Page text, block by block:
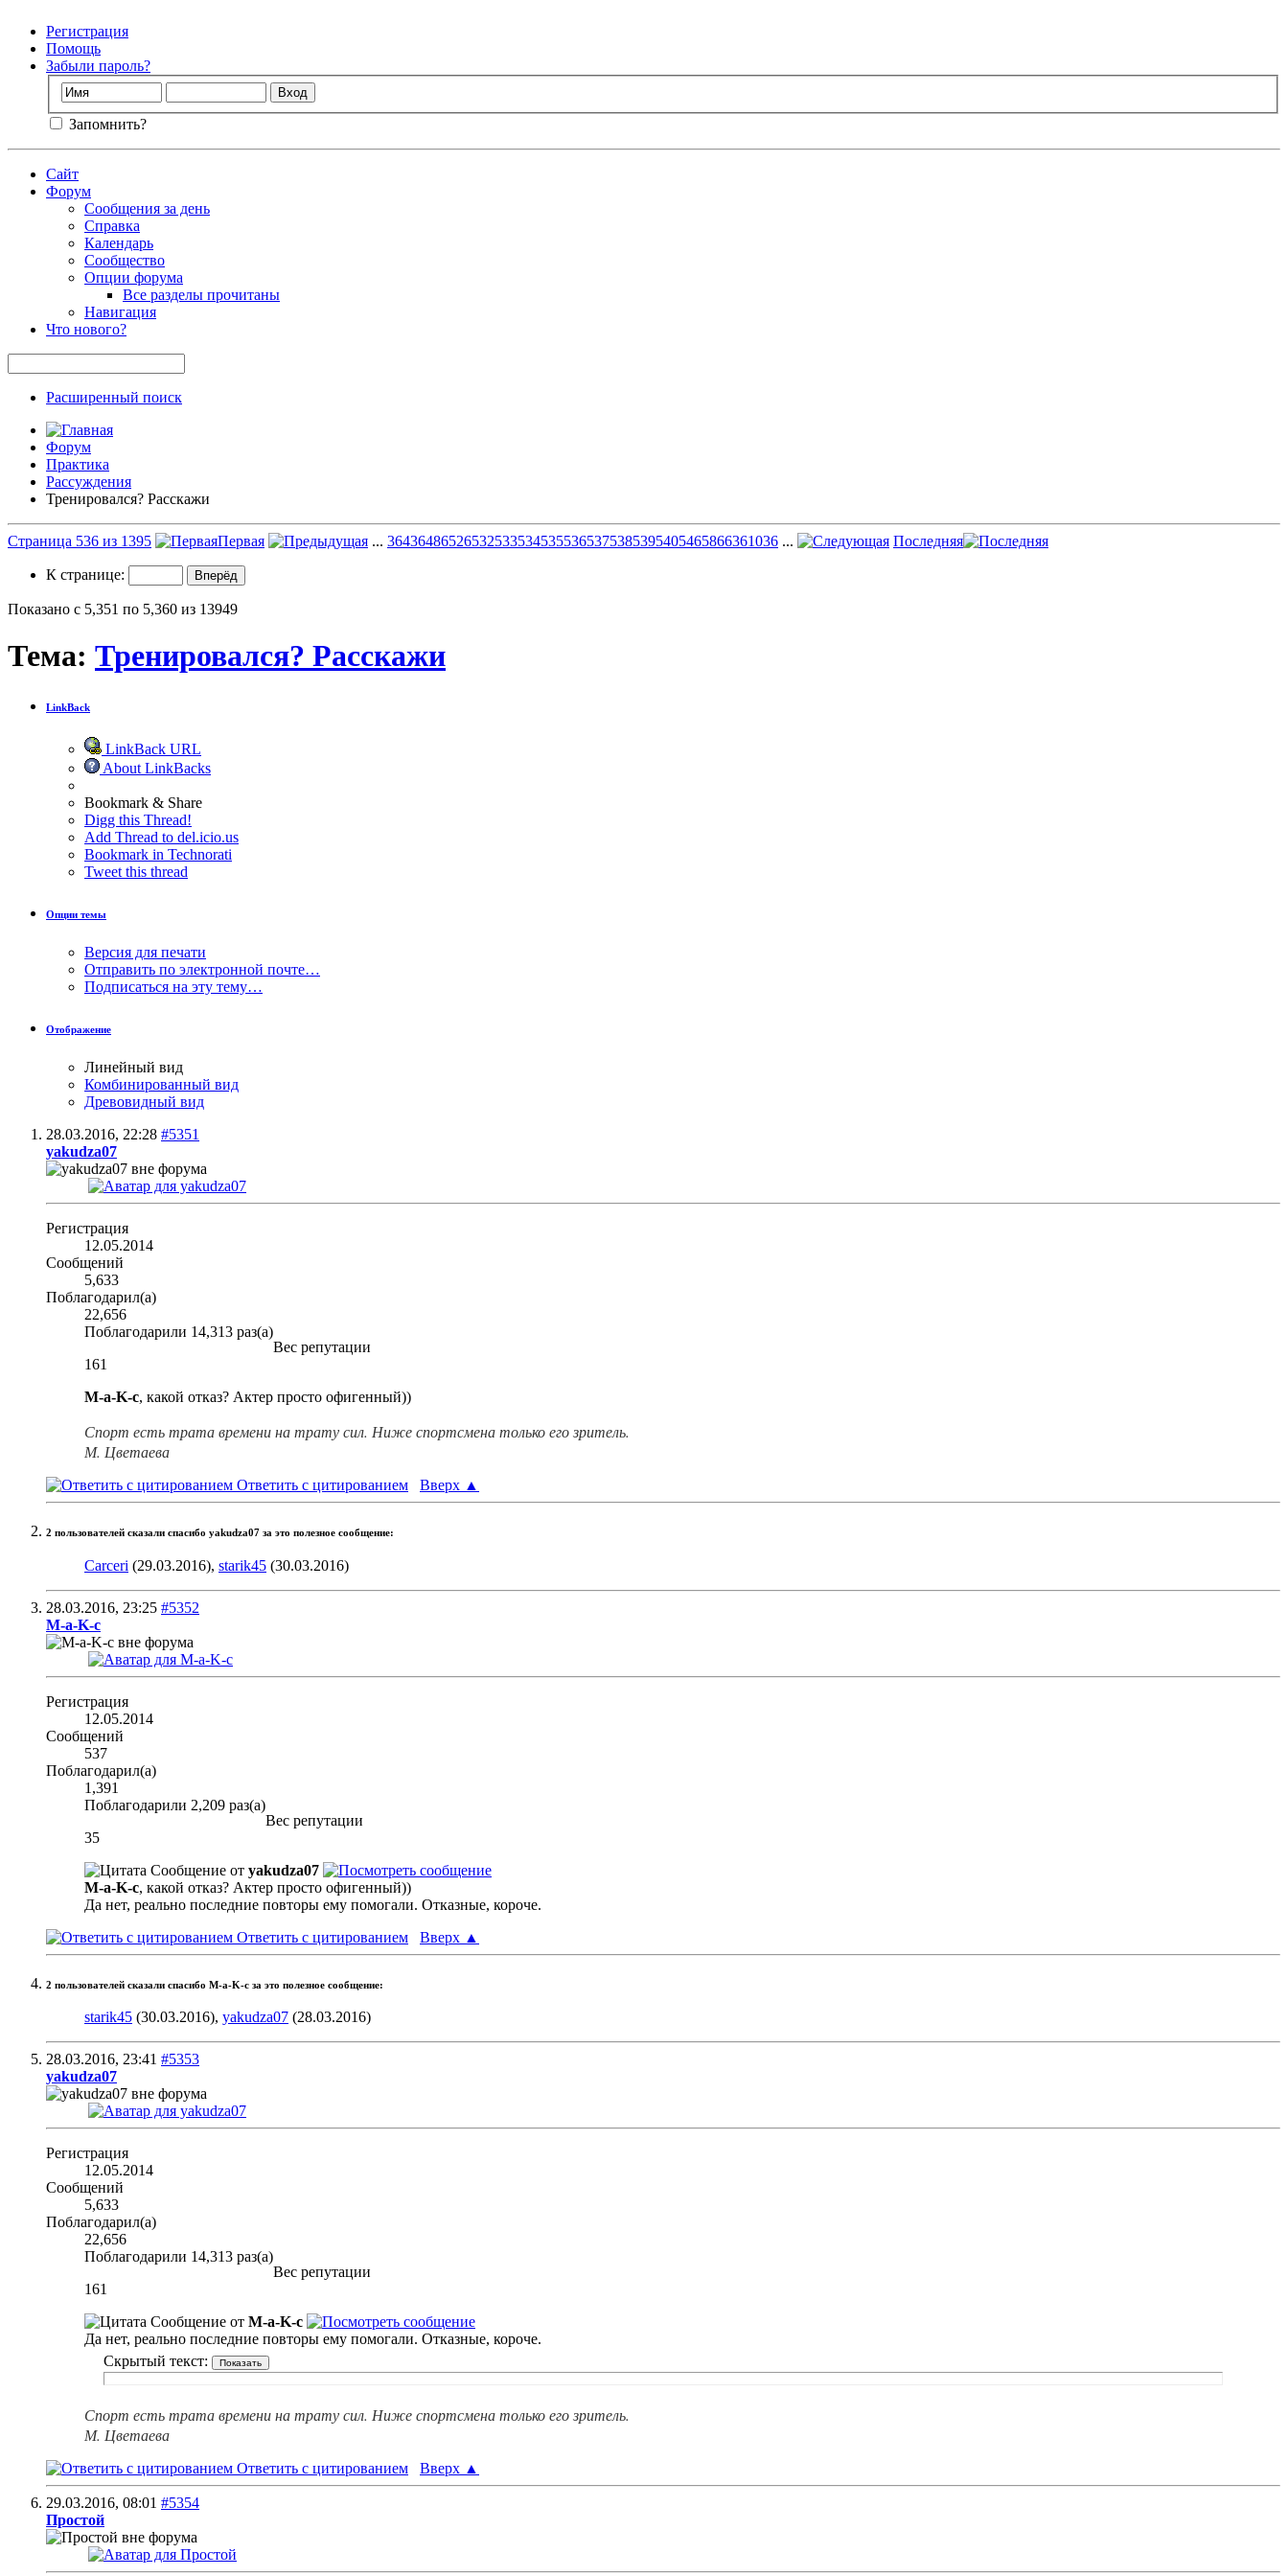
Регистрация
Помощь
Забыли пароль?
Запомнить?
Сайт
Форум
Сообщения за день
Справка
Календарь
Сообщество
Опции форума
Все разделы прочитаны
Навигация
Что нового?
Расширенный поиск
Форум
Практика
Рассуждения
Тренировался? Расскажи
Страница 536 из 1395 Первая ... 364364865265325335345355365375385395405465866361036 ... Последняя
К странице:
Показано с 5,351 по 5,360 из 13949
Тема: Тренировался? Расскажи
LinkBack
LinkBack URL
About LinkBacks
Bookmark & Share
Digg this Thread!
Add Thread to del.icio.us
Bookmark in Technorati
Tweet this thread
Опции темы
Версия для печати
Отправить по электронной почте…
Подписаться на эту тему…
Отображение
Линейный вид
Комбинированный вид
Древовидный вид
28.03.2016, 22:28 #5351
yakudza07
Регистрация
12.05.2014
Сообщений
5,633
Поблагодарил(а)
22,656
Поблагодарили 14,313 раз(а)
Вес репутации
161
M-a-K-c, какой отказ? Актер просто офигенный))
Спорт есть трата времени на трату сил. Ниже спортсмена только его зритель.
М. Цветаева
Ответить с цитированием Вверх ▲
2 пользователей сказали cпасибо yakudza07 за это полезное сообщение:
Carceri (29.03.2016), starik45 (30.03.2016)
28.03.2016, 23:25 #5352
M-a-K-c
Регистрация
12.05.2014
Сообщений
537
Поблагодарил(а)
1,391
Поблагодарили 2,209 раз(а)
Вес репутации
35
Сообщение от yakudza07
M-a-K-c, какой отказ? Актер просто офигенный))
Да нет, реально последние повторы ему помогали. Отказные, короче.
Ответить с цитированием
Вверх ▲
2 пользователей сказали cпасибо M-a-K-c за это полезное сообщение:
starik45 (30.03.2016), yakudza07 (28.03.2016)
28.03.2016, 23:41 #5353
yakudza07
Регистрация
12.05.2014
Сообщений
5,633
Поблагодарил(а)
22,656
Поблагодарили 14,313 раз(а)
Вес репутации
161
Сообщение от M-a-K-c
Да нет, реально последние повторы ему помогали. Отказные, короче.
Скрытый текст:
Спорт есть трата времени на трату сил. Ниже спортсмена только его зритель.
М. Цветаева
Ответить с цитированием Вверх ▲
29.03.2016, 08:01 #5354
Простой